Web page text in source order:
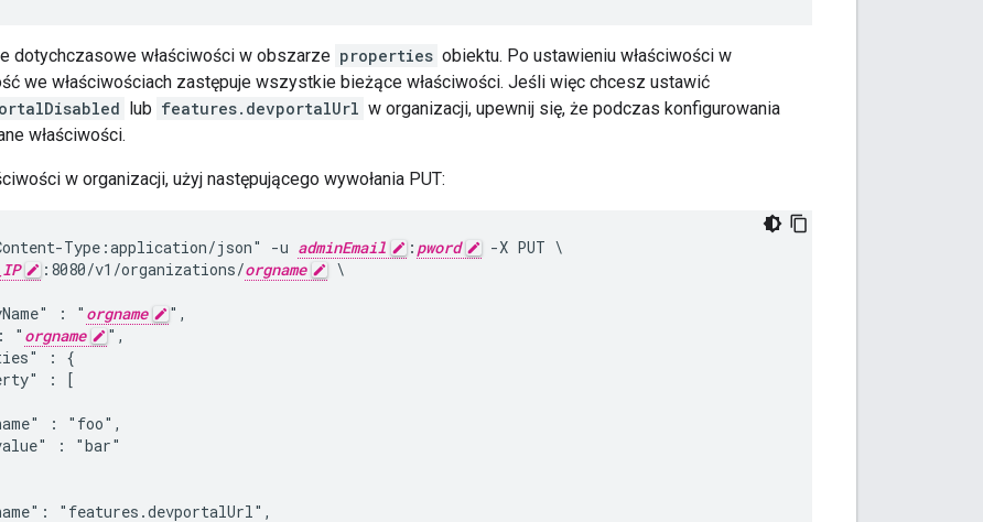
dotychczasowe właściwości w obszarze properties obiektu. Po ustawieniu właściwości w
we właściwościach zastępuje wszystkie bieżące właściwości. Jeśli więc chcesz ustawić
lub features.devportalUrl w organizacji, upewnij się, że podczas konfigurowania
właściwości.
w organizacji, użyj następującego wywołania PUT:
Type:application/json" -u adminEmail : pword
-X PUT \
:8080/v1/organizations/orgname
\
: "
orgname
",
"
orgname
",
: {
: [
: "foo",
: "bar"
"features.devportalUrl",